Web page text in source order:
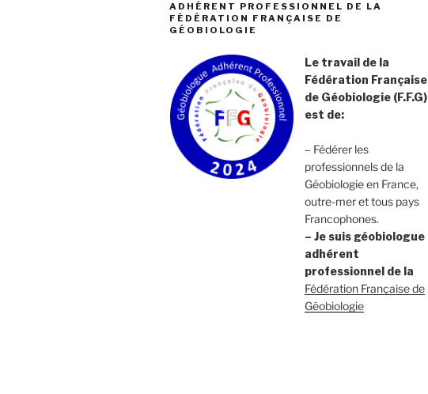
ADHÉRENT PROFESSIONNEL DE LA
FÉDÉRATION FRANÇAISE DE
GÉOBIOLOGIE
Le travail de la
Fédération Française
de Géobiologie (F.F.G)
est de:
– Fédérer les
professionnels de la
Géobiologie en France,
outre-mer et tous pays
Francophones.
– Je suis géobiologue
adhérent
professionnel de la
Fédération Française de
Géobiologie